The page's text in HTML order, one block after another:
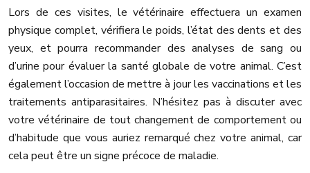
Lors de ces visites, le vétérinaire effectuera un examen
physique complet, vérifiera le poids, l’état des dents et des
yeux, et pourra recommander des analyses de sang ou
d’urine pour évaluer la santé globale de votre animal. C’est
également l’occasion de mettre à jour les vaccinations et les
traitements antiparasitaires. N’hésitez pas à discuter avec
votre vétérinaire de tout changement de comportement ou
d’habitude que vous auriez remarqué chez votre animal, car
cela peut être un signe précoce de maladie.